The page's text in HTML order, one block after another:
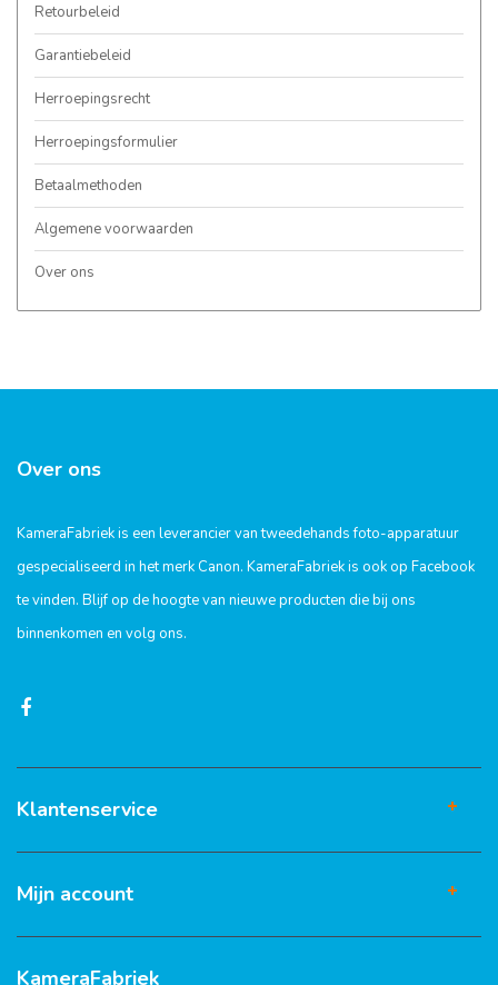
Retourbeleid
Garantiebeleid
Herroepingsrecht
Herroepingsformulier
Betaalmethoden
Algemene voorwaarden
Over ons
Over ons
KameraFabriek is een leverancier van tweedehands foto-apparatuur
gespecialiseerd in het merk Canon. KameraFabriek is ook op Facebook
te vinden. Blijf op de hoogte van nieuwe producten die bij ons
binnenkomen en volg ons.
Klantenservice
Mijn account
KameraFabriek